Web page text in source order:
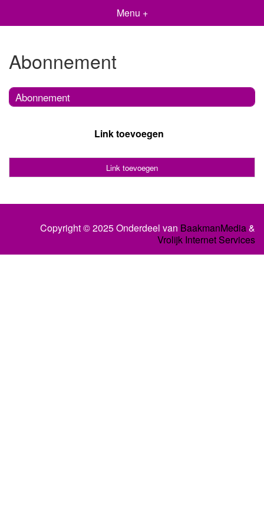
Menu +
Abonnement
Abonnement
Link toevoegen
Link toevoegen
Copyright © 2025 Onderdeel van BaakmanMedia&
Vrolijk Internet Services